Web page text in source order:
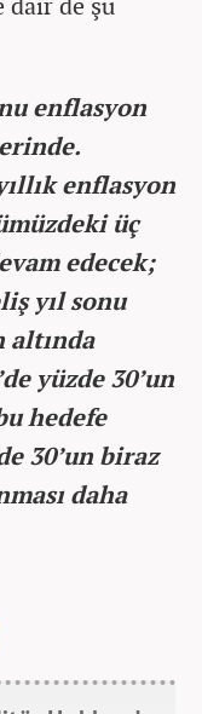
enflasyon
enflasyon
üç
edecek;
yıl sonu
altında
yüzde 30’un
hedefe
30’un biraz
daha